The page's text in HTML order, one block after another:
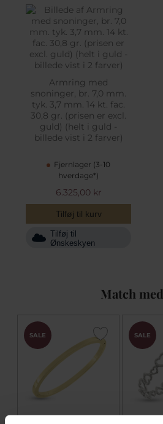
Armring med
snoninger, br. 7,0 mm.
tyk. 3,7 mm. 14 kt. fac.
30,8 gr. (prisen er excl.
guld) (helt i guld -
billede vist i 2 farver)
Fjernlager (3-10
hverdage*)
6.325,00 kr
Tilføj til kurv
Tilføj til
Ønskeskyen
Match med
SALE SALE